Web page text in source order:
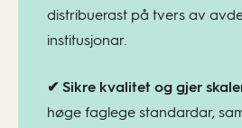
distribuerast på tvers av
institusjonar.
✔ Sikre kvalitet og gjer
høge faglege standardar,